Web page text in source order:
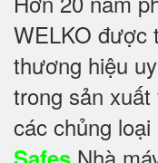
WELKO được
thương hiệu
trong sản
các chủng